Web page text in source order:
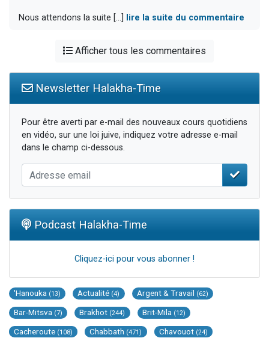
Nous attendons la suite [...] lire la suite du commentaire
Afficher tous les commentaires
Newsletter Halakha-Time
Pour être averti par e-mail des nouveaux cours quotidiens
en vidéo, sur une loi juive, indiquez votre adresse e-mail
dans le champ ci-dessous.
Podcast Halakha-Time
Cliquez-ici pour vous abonner !
'Hanouka (13) Actualité (4) Argent & Travail (62)
Bar-Mitsva (7) Brakhot (244) Brit-Mila (12)
Cacheroute (108) Chabbath (471) Chavouot (24)